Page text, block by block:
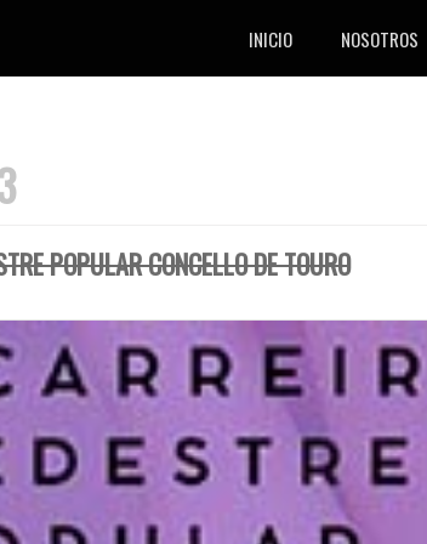
INICIO NOSOTROS
POPULAR CONCELLO DE TOURO